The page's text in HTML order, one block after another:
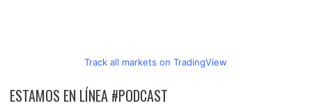
Track all markets on TradingView
ESTAMOS EN LÍNEA #PODCAST